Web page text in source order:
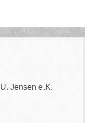
U. Jensen e.K.